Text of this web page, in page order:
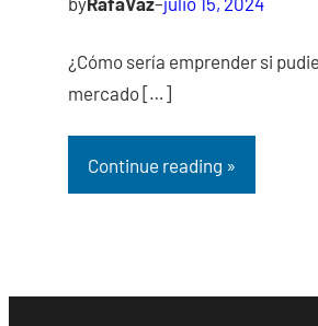
¿Cómo sería emprender si
mercado […]
Continue reading »